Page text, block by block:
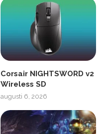
Corsair NIGHTSWORD v2
Wireless SD
augusti 6, 2026